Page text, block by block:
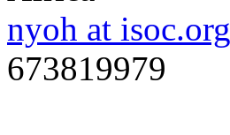
nyoh at isoc.org
673819979